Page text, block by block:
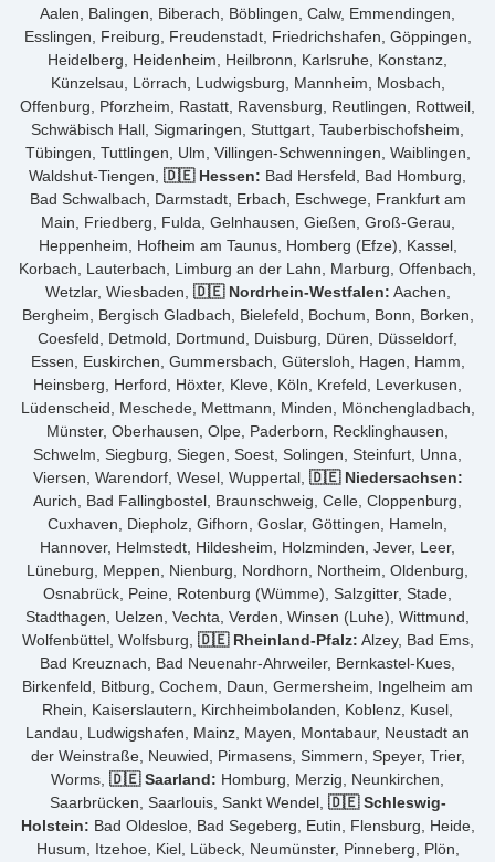
Aalen, Balingen, Biberach, Böblingen, Calw, Emmendingen,
Esslingen, Freiburg, Freudenstadt, Friedrichshafen, Göppingen,
Heidelberg, Heidenheim, Heilbronn, Karlsruhe, Konstanz,
Künzelsau, Lörrach, Ludwigsburg, Mannheim, Mosbach,
Offenburg, Pforzheim, Rastatt, Ravensburg, Reutlingen, Rottweil,
Schwäbisch Hall, Sigmaringen, Stuttgart, Tauberbischofsheim,
Tübingen, Tuttlingen, Ulm, Villingen-Schwenningen, Waiblingen,
Waldshut-Tiengen, 🇩🇪 Hessen: Bad Hersfeld, Bad Homburg,
Bad Schwalbach, Darmstadt, Erbach, Eschwege, Frankfurt am
Main, Friedberg, Fulda, Gelnhausen, Gießen, Groß-Gerau,
Heppenheim, Hofheim am Taunus, Homberg (Efze), Kassel,
Korbach, Lauterbach, Limburg an der Lahn, Marburg, Offenbach,
Wetzlar, Wiesbaden, 🇩🇪 Nordrhein-Westfalen: Aachen,
Bergheim, Bergisch Gladbach, Bielefeld, Bochum, Bonn, Borken,
Coesfeld, Detmold, Dortmund, Duisburg, Düren, Düsseldorf,
Essen, Euskirchen, Gummersbach, Gütersloh, Hagen, Hamm,
Heinsberg, Herford, Höxter, Kleve, Köln, Krefeld, Leverkusen,
Lüdenscheid, Meschede, Mettmann, Minden, Mönchengladbach,
Münster, Oberhausen, Olpe, Paderborn, Recklinghausen,
Schwelm, Siegburg, Siegen, Soest, Solingen, Steinfurt, Unna,
Viersen, Warendorf, Wesel, Wuppertal, 🇩🇪 Niedersachsen:
Aurich, Bad Fallingbostel, Braunschweig, Celle, Cloppenburg,
Cuxhaven, Diepholz, Gifhorn, Goslar, Göttingen, Hameln,
Hannover, Helmstedt, Hildesheim, Holzminden, Jever, Leer,
Lüneburg, Meppen, Nienburg, Nordhorn, Northeim, Oldenburg,
Osnabrück, Peine, Rotenburg (Wümme), Salzgitter, Stade,
Stadthagen, Uelzen, Vechta, Verden, Winsen (Luhe), Wittmund,
Wolfenbüttel, Wolfsburg, 🇩🇪 Rheinland-Pfalz: Alzey, Bad Ems,
Bad Kreuznach, Bad Neuenahr-Ahrweiler, Bernkastel-Kues,
Birkenfeld, Bitburg, Cochem, Daun, Germersheim, Ingelheim am
Rhein, Kaiserslautern, Kirchheimbolanden, Koblenz, Kusel,
Landau, Ludwigshafen, Mainz, Mayen, Montabaur, Neustadt an
der Weinstraße, Neuwied, Pirmasens, Simmern, Speyer, Trier,
Worms, 🇩🇪 Saarland: Homburg, Merzig, Neunkirchen,
Saarbrücken, Saarlouis, Sankt Wendel, 🇩🇪 Schleswig-
Holstein: Bad Oldesloe, Bad Segeberg, Eutin, Flensburg, Heide,
Husum, Itzehoe, Kiel, Lübeck, Neumünster, Pinneberg, Plön,